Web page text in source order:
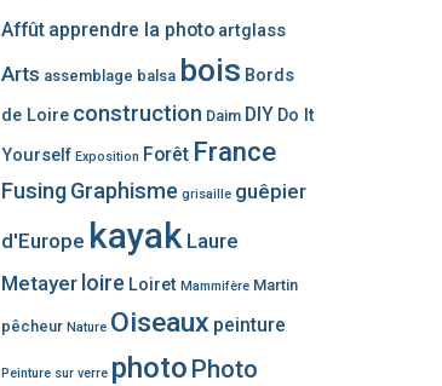
Affût apprendre la photo artglass
Arts assemblage balsa bois Bords
de Loire construction Daim DIY Do It
Yourself Exposition Forêt France
Fusing Graphisme grisaille guêpier
d'Europe kayak Laure
Metayer loire Loiret Mammifère Martin
pêcheur Nature Oiseaux peinture
Peinture sur verre photo Photo